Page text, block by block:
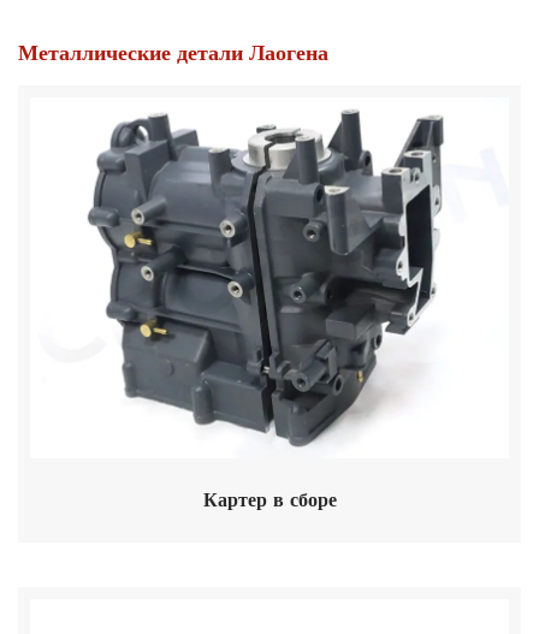
Металлические детали Лаогена
Картер в сборе